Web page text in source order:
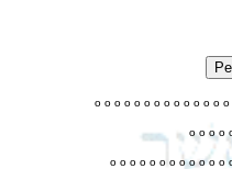
o o o o o o o o o o o o o o
o o o o
o o o o o o o o o o o o